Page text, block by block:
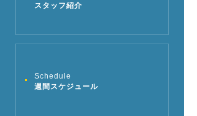
スタッフ紹介
Schedule
週間スケジュール